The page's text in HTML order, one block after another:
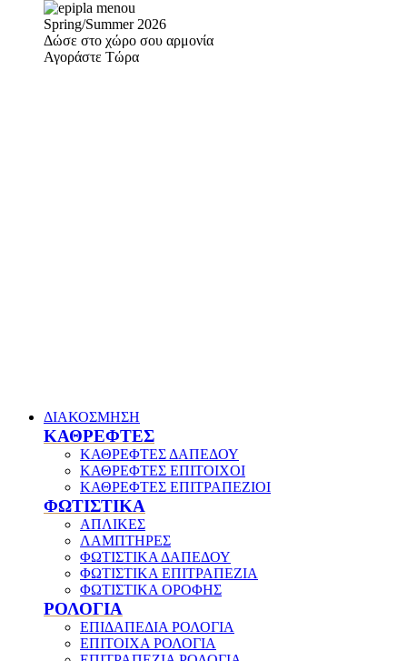
Spring/Summer 2026
Δώσε στο χώρο σου αρμονία
Αγοράστε Τώρα
ΔΙΑΚΟΣΜΗΣΗ
ΚΑΘΡΕΦΤΕΣ
ΚΑΘΡΕΦΤΕΣ ΔΑΠΕΔΟΥ
ΚΑΘΡΕΦΤΕΣ ΕΠΙΤΟΙΧΟΙ
ΚΑΘΡΕΦΤΕΣ ΕΠΙΤΡΑΠΕΖΙΟΙ
ΦΩΤΙΣΤΙΚΑ
ΑΠΛΙΚΕΣ
ΛΑΜΠΤΗΡΕΣ
ΦΩΤΙΣΤΙΚΑ ΔΑΠΕΔΟΥ
ΦΩΤΙΣΤΙΚΑ ΕΠΙΤΡΑΠΕΖΙΑ
ΦΩΤΙΣΤΙΚΑ ΟΡΟΦΗΣ
ΡΟΛΟΓΙΑ
ΕΠΙΔΑΠΕΔΙΑ ΡΟΛΟΓΙΑ
ΕΠΙΤΟΙΧΑ ΡΟΛΟΓΙΑ